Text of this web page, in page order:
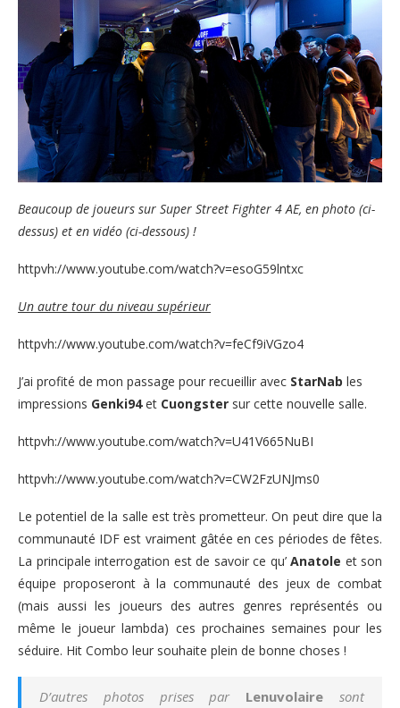
Beaucoup de joueurs sur Super Street Fighter 4 AE, en photo (ci-
dessus) et en vidéo (ci-dessous) !
httpvh://www.youtube.com/watch?v=esoG59lntxc
Un autre tour du niveau supérieur
httpvh://www.youtube.com/watch?v=feCf9iVGzo4
J’ai profité de mon passage pour recueillir avec StarNab les
impressions Genki94et Cuongster sur cette nouvelle salle.
httpvh://www.youtube.com/watch?v=U41V665NuBI
httpvh://www.youtube.com/watch?v=CW2FzUNJms0
Le potentiel de la salle est très prometteur. On peut dire que la
communauté IDF est vraiment gâtée en ces périodes de fêtes.
La principale interrogation est de savoir ce qu’ Anatole et son
équipe proposeront à la communauté des jeux de combat
(mais aussi les joueurs des autres genres représentés ou
même le joueur lambda) ces prochaines semaines pour les
séduire. Hit Combo leur souhaite plein de bonne choses !
D’autres photos prises par Lenuvolairesont